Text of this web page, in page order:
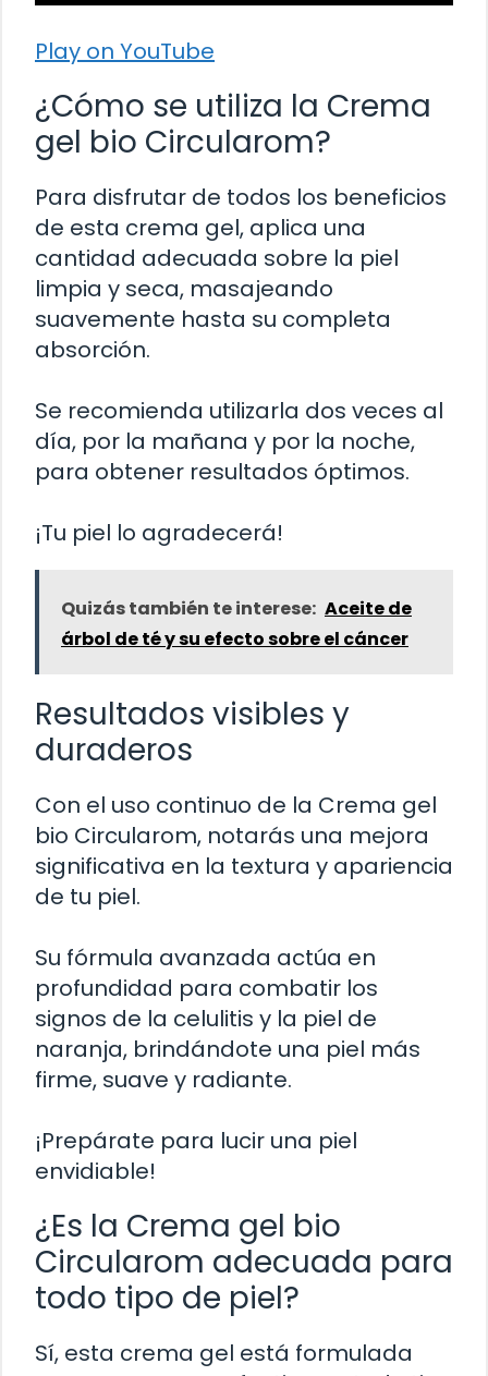
Play on YouTube
¿Cómo se utiliza la Crema
gel bio Circularom?
Para disfrutar de todos los beneficios
de esta crema gel, aplica una
cantidad adecuada sobre la piel
limpia y seca, masajeando
suavemente hasta su completa
absorción.
Se recomienda utilizarla dos veces al
día, por la mañana y por la noche,
para obtener resultados óptimos.
¡Tu piel lo agradecerá!
Quizás también te interese: Aceite de
árbol de té y su efecto sobre el cáncer
Resultados visibles y
duraderos
Con el uso continuo de la Crema gel
bio Circularom, notarás una mejora
significativa en la textura y apariencia
de tu piel.
Su fórmula avanzada actúa en
profundidad para combatir los
signos de la celulitis y la piel de
naranja, brindándote una piel más
firme, suave y radiante.
¡Prepárate para lucir una piel
envidiable!
¿Es la Crema gel bio
Circularom adecuada para
todo tipo de piel?
Sí, esta crema gel está formulada